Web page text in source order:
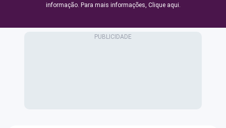
informação. Para mais informações, Clique aqui.